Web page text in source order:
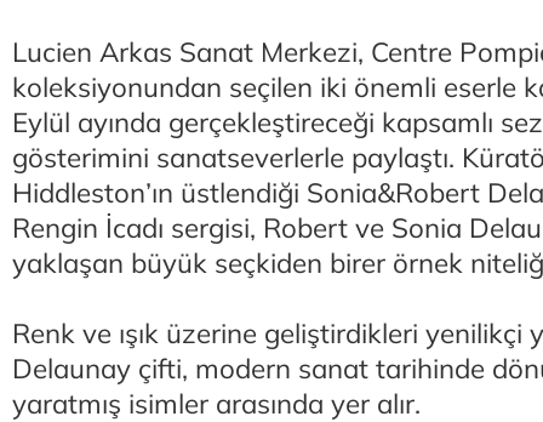
Lucien Arkas Sanat Merkezi, Centre
koleksiyonundan seçilen iki önemli eserle
Eylül ayında gerçekleştireceği kapsamlı
gösterimini sanatseverlerle paylaştı.
Hiddleston’ın üstlendiği Sonia&Robert
Rengin İcadı sergisi, Robert ve Sonia
yaklaşan büyük seçkiden birer örnek
Renk ve ışık üzerine geliştirdikleri yenilikçi
Delaunay çifti, modern sanat tarihinde
yaratmış isimler arasında yer alır.